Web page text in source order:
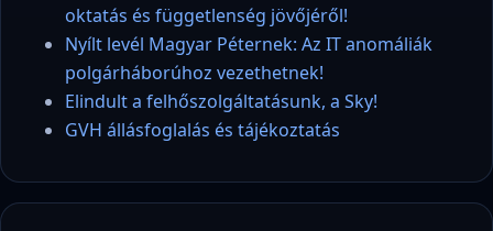
oktatás és függetlenség jövőjéről!
Nyílt levél Magyar Péternek: Az IT anomáliák
polgárháborúhoz vezethetnek!
Elindult a felhőszolgáltatásunk, a Sky!
GVH állásfoglalás és tájékoztatás